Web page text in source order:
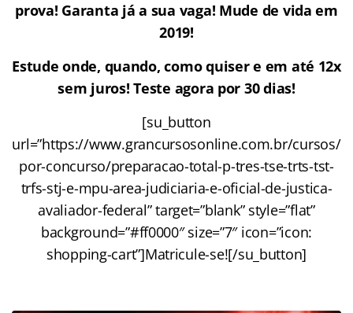
prova! Garanta já a sua vaga! Mude de vida em
2019!
Estude onde, quando, como quiser e em até 12x
sem juros! Teste agora por 30 dias!
[su_button
url=”https://www.grancursosonline.com.br/cursos/
por-concurso/preparacao-total-p-tres-tse-trts-tst-
trfs-stj-e-mpu-area-judiciaria-e-oficial-de-justica-
avaliador-federal” target=”blank” style=”flat”
background=”#ff0000″ size=”7″ icon=”icon:
shopping-cart”]Matricule-se![/su_button]